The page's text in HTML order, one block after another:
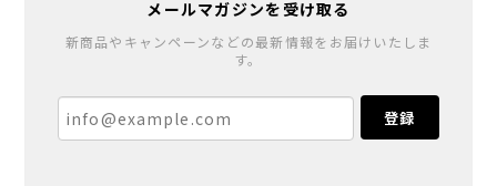
メールマガジンを受け取る
新商品やキャンペーンなどの最新情報をお届けいたしま
す。
登録